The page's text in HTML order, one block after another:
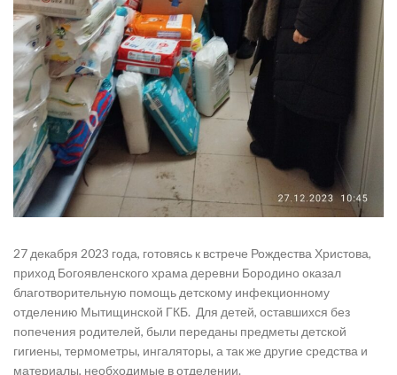
27 декабря 2023 года, готовясь к встрече Рождества Христова,
приход Богоявленского храма деревни Бородино оказал
благотворительную помощь детскому инфекционному
отделению Мытищинской ГКБ. Для детей, оставшихся без
попечения родителей, были переданы предметы детской
гигиены, термометры, ингаляторы, а так же другие средства и
материалы, необходимые в отделении.